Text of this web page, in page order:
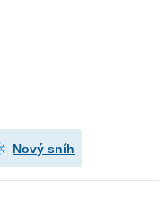
Nový sníh